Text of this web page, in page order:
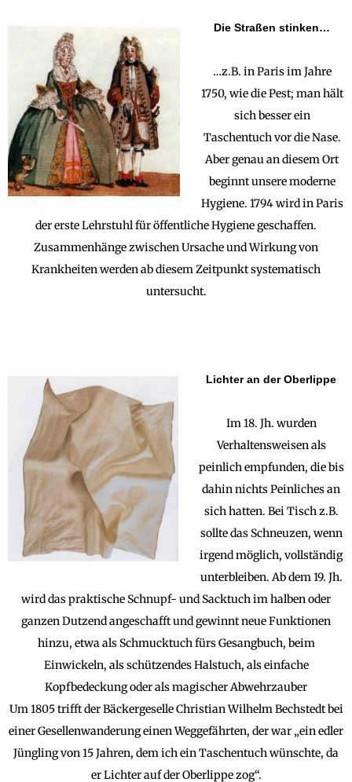
Die Straßen stinken…
…z.B. in Paris im Jahre
1750, wie die Pest; man hält
sich besser ein
Taschentuch vor die Nase.
Aber genau an diesem Ort
beginnt unsere moderne
Hygiene. 1794 wird in Paris
der erste Lehrstuhl für öffentliche Hygiene geschaffen.
Zusammenhänge zwischen Ursache und Wirkung von
Krankheiten werden ab diesem Zeitpunkt systematisch
untersucht.
Lichter an der Oberlippe
Im 18. Jh. wurden
Verhaltensweisen als
peinlich empfunden, die bis
dahin nichts Peinliches an
sich hatten. Bei Tisch z.B.
sollte das Schneuzen, wenn
irgend möglich, vollständig
unterbleiben. Ab dem 19. Jh.
wird das praktische Schnupf- und Sacktuch im halben oder
ganzen Dutzend angeschafft und gewinnt neue Funktionen
hinzu, etwa als Schmucktuch fürs Gesangbuch, beim
Einwickeln, als schützendes Halstuch, als einfache
Kopfbedeckung oder als magischer Abwehrzauber
Um 1805 trifft der Bäckergeselle Christian Wilhelm Bechstedt bei
einer Gesellenwanderung einen Weggefährten, der war „ein edler
Jüngling von 15 Jahren, dem ich ein Taschentuch wünschte, da
er Lichter auf der Oberlippe zog“.